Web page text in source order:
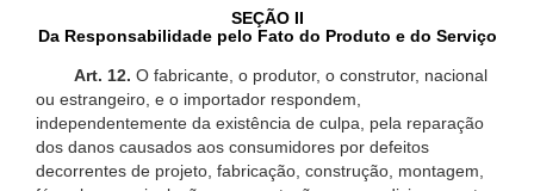
SEÇÃO II
Da Responsabilidade pelo Fato do Produto e do Serviço
Art. 12. O fabricante, o produtor, o construtor, nacional
ou estrangeiro, e o importador respondem,
independentemente da existência de culpa, pela reparação
dos danos causados aos consumidores por defeitos
decorrentes de projeto, fabricação, construção, montagem,